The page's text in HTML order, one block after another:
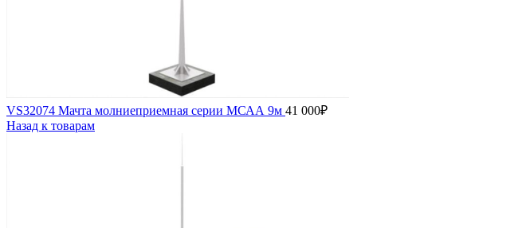
VS32074 Мачта молниеприемная серии МСАА 9м 41 000₽
Назад к товарам